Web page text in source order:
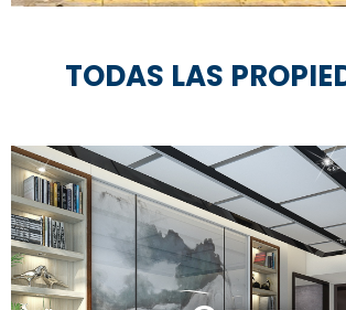
TODAS LAS
Casas en venta y